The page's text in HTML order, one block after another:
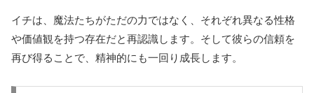
イチは、魔法たちがただの力ではなく、それぞれ異なる性格
や価値観を持つ存在だと再認識します。そして彼らの信頼を
再び得ることで、精神的にも一回り成長します。